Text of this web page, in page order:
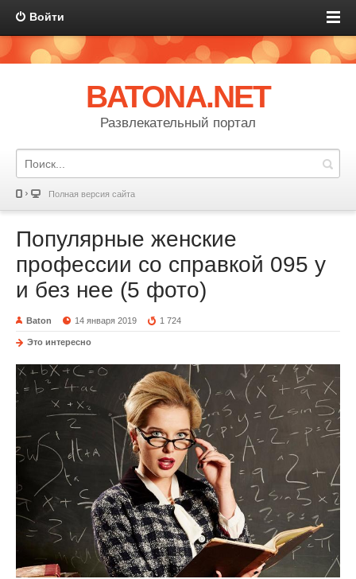
Войти
BATONA.NET
Развлекательный портал
Полная версия сайта
Популярные женские
профессии со справкой 095 у
и без нее (5 фото)
Baton 14 января 2019 1 724
Это интересно